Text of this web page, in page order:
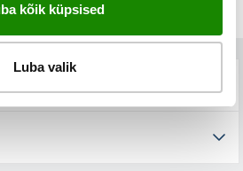
kõik küpsised
Luba valik